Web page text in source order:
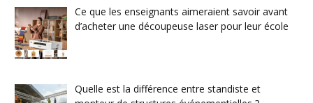
Ce que les enseignants aimeraient savoir avant
d’acheter une découpeuse laser pour leur école
Quelle est la différence entre standiste et